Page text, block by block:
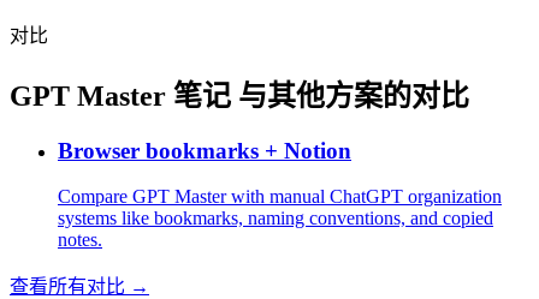
对比
GPT Master 笔记 与其他方案的对比
Browser bookmarks + Notion
Compare GPT Master with manual ChatGPT organization
systems like bookmarks, naming conventions, and copied
notes.
查看所有对比 →